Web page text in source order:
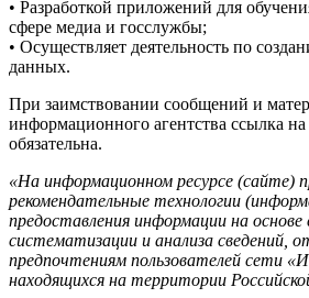
• Разработкой приложений для
сфере медиа и госслужбы;
• Осуществляет деятельность по
данных.
При заимствовании сообщений и
информационного агентства ссылка
обязательна.
«На информационном ресурсе (сайте)
рекомендательные технологии
предоставления информации на основе
систематизации и анализа сведений,
предпочтениям пользователей сети
находящихся на территории